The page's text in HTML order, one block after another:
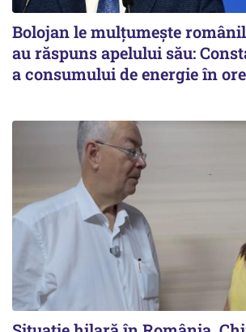
Bolojan le mulțumește
au răspuns apelului său:
a consumului de energie în